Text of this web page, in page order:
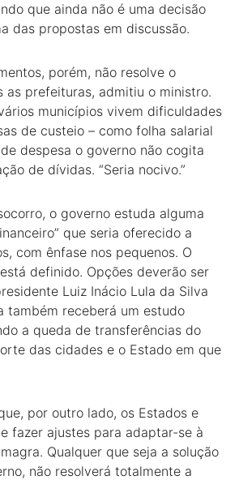
que ainda não é uma decisão
das propostas em discussão.
porém, não resolve o
as prefeituras, admitiu o ministro.
municípios vivem dificuldades
de custeio – como folha salarial
despesa o governo não cogita
de dívidas. “Seria nocivo.”
o governo estuda alguma
que seria oferecido a
com ênfase nos pequenos. O
definido. Opções deverão ser
Luiz Inácio Lula da Silva
também receberá um estudo
a queda de transferências do
das cidades e o Estado em que
por outro lado, os Estados e
fazer ajustes para adaptar-se à
Qualquer que seja a solução
não resolverá totalmente a